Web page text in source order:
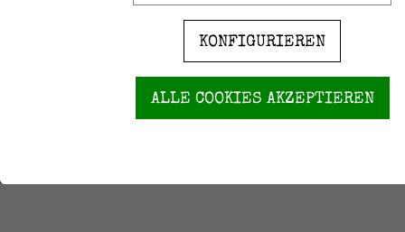
KONFIGURIEREN
ALLE COOKIES AKZEPTIEREN